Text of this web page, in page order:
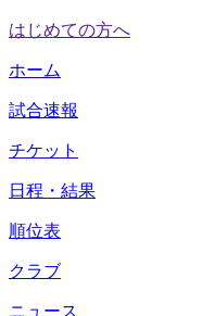
はじめての方へ
ホーム
試合速報
チケット
日程・結果
順位表
クラブ
ニュース